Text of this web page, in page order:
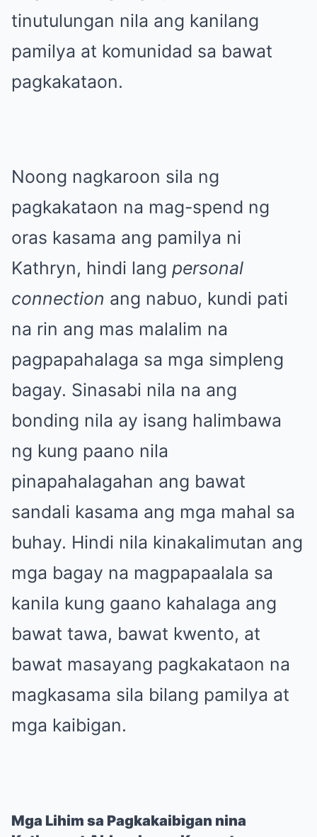
tinutulungan nila ang kanilang
pamilya at komunidad sa bawat
pagkakataon.
Noong nagkaroon sila ng
pagkakataon na mag-spend ng
oras kasama ang pamilya ni
Kathryn, hindi lang personal
connection ang nabuo, kundi pati
na rin ang mas malalim na
pagpapahalaga sa mga simpleng
bagay. Sinasabi nila na ang
bonding nila ay isang halimbawa
ng kung paano nila
pinapahalagahan ang bawat
sandali kasama ang mga mahal sa
buhay. Hindi nila kinakalimutan ang
mga bagay na magpapaalala sa
kanila kung gaano kahalaga ang
bawat tawa, bawat kwento, at
bawat masayang pagkakataon na
magkasama sila bilang pamilya at
mga kaibigan.
Mga Lihim sa Pagkakaibigan nina